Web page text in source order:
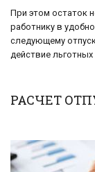
При этом остаток
работнику в
следующему
действие
РАСЧЕТ